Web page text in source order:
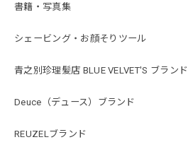
書籍・写真集
シェービング・お顔そりツール
青之別珍理髪店 BLUE VELVET'S ブランド
Deuce（デュース）ブランド
REUZELブランド